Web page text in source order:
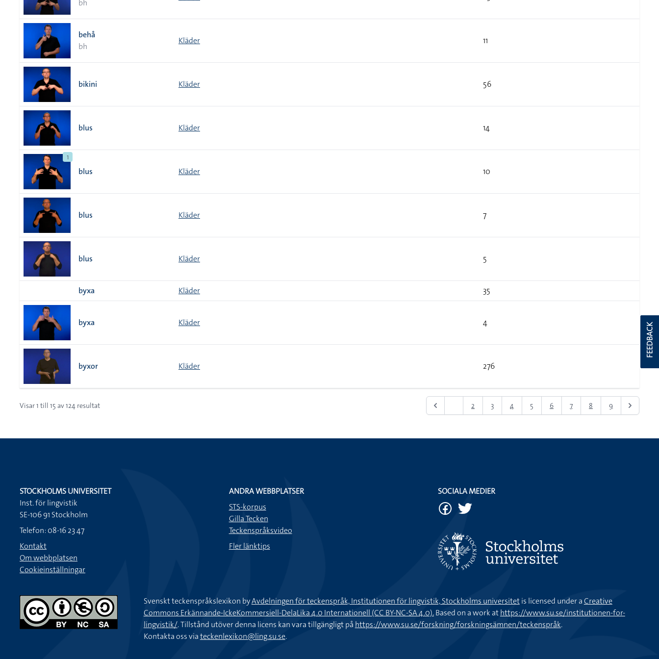
bh
behå
bh
Kläder 11
bikini Kläder 56
blus Kläder 14
1
blus Kläder 10
blus Kläder 7
blus Kläder 5
byxa Kläder 35
byxa Kläder 4
byxor Kläder 276
Visar1 till 15 av124 resultat 2 3 4 5 6 7 8 9
FEEDBACK
STOCKHOLMS UNIVERSITET
Inst. för lingvistik
SE-106 91 Stockholm
Telefon: 08-16 23 47
Kontakt
Om webbplatsen
Cookieinställningar
ANDRA WEBBPLATSER
STS-korpus
Gilla Tecken
Teckenspråksvideo
Fler länktips
SOCIALA MEDIER
Svenskt teckenspråkslexikon byAvdelningen för teckenspråk, Institutionen för lingvistik, Stockholms universitetis licensed under aCreative
Commons Erkännande-IckeKommersiell-DelaLika 4.0 Internationell (CC BY-NC-SA 4.0).Based on a work athttps://www.su.se/institutionen-for-
lingvistik/. Tillstånd utöver denna licens kan vara tillgängligt på https://www.su.se/forskning/forskningsämnen/teckenspråk.
Kontakta oss viateckenlexikon@ling.su.se.